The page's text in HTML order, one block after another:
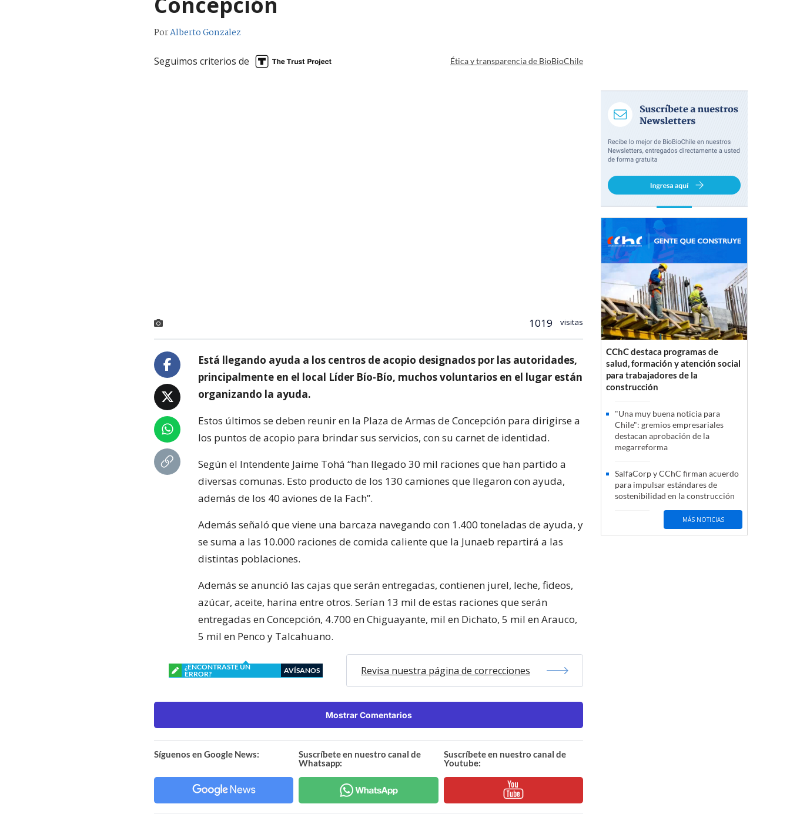
PorAlberto Gonzalez
Seguimos criterios de Ética y transparencia de BioBioChile
1019 visitas
Está llegando ayuda a los centros de acopio designados por las autoridades,
principalmente en el local Líder Bío-Bío, muchos voluntarios en el lugar están
organizando la ayuda.
Estos últimos se deben reunir en la Plaza de Armas de Concepción para dirigirse a
los puntos de acopio para brindar sus servicios, con su carnet de identidad.
Según el Intendente Jaime Tohá “han llegado 30 mil raciones que han partido a
diversas comunas. Esto producto de los 130 camiones que llegaron con ayuda,
además de los 40 aviones de la Fach”.
Además señaló que viene una barcaza navegando con 1.400 toneladas de ayuda, y
se suma a las 10.000 raciones de comida caliente que la Junaeb repartirá a las
distintas poblaciones.
Además se anunció las cajas que serán entregadas, contienen jurel, leche, fideos,
azúcar, aceite, harina entre otros. Serían 13 mil de estas raciones que serán
entregadas en Concepción, 4.700 en Chiguayante, mil en Dichato, 5 mil en Arauco,
5 mil en Penco y Talcahuano.
¿ENCONTRASTE UN
ERROR?
AVÍSANOS Revisa nuestra página de correcciones
Mostrar Comentarios
Síguenos en Google News:
Suscríbete en nuestro canal de
Whatsapp:
Suscríbete en nuestro canal de
Youtube:
CChC destaca programas de
salud, formación y atención social
para trabajadores de la
construcción
"Una muy buena noticia para
Chile": gremios empresariales
destacan aprobación de la
megarreforma
SalfaCorp y CChC firman acuerdo
para impulsar estándares de
sostenibilidad en la construcción
MÁS NOTICIAS